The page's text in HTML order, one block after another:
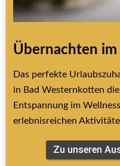
Übernachten
Das perfekte
in Bad Westernkotten
Entspannung im
erlebnisreichen
Zu unseren